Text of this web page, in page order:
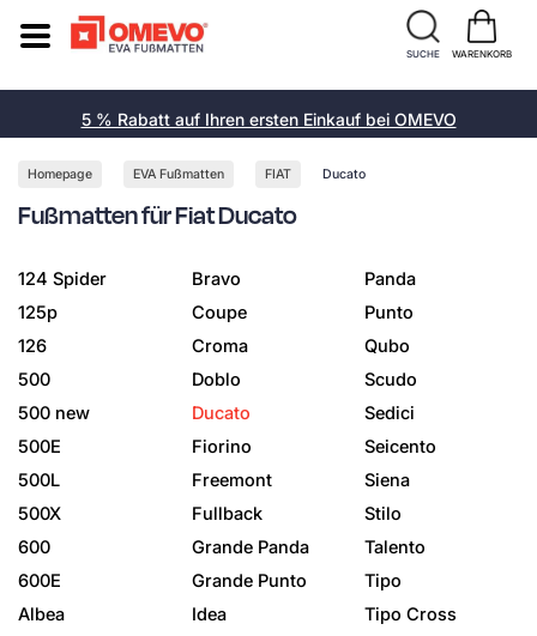
5 % Rabatt auf Ihren ersten Einkauf bei OMEVO
Homepage EVA Fußmatten FIAT Ducato
Fußmatten für Fiat Ducato
124 Spider
125p
126
500
500 new
500E
500L
500X
600
600E
Albea
Bravo
Coupe
Croma
Doblo
Ducato
Fiorino
Freemont
Fullback
Grande Panda
Grande Punto
Idea
Panda
Punto
Qubo
Scudo
Sedici
Seicento
Siena
Stilo
Talento
Tipo
Tipo Cross
SUCHE WARENKORB